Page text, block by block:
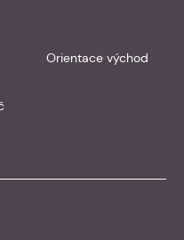
Orientace východ